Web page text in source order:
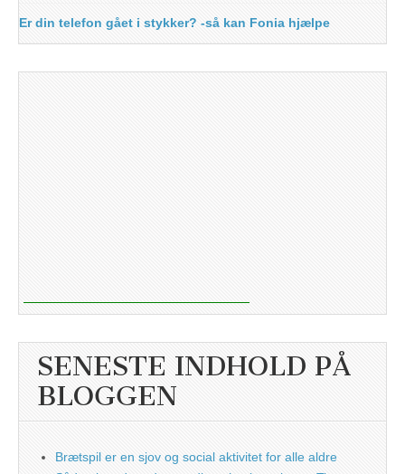
Er din telefon gået i stykker? -så kan Fonia hjælpe
SENESTE INDHOLD PÅ
BLOGGEN
Brætspil er en sjov og social aktivitet for alle aldre